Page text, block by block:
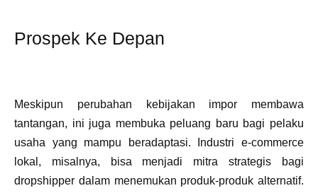
Prospek Ke Depan
Meskipun perubahan kebijakan impor membawa
tantangan, ini juga membuka peluang baru bagi pelaku
usaha yang mampu beradaptasi. Industri e-commerce
lokal, misalnya, bisa menjadi mitra strategis bagi
dropshipper dalam menemukan produk-produk alternatif.